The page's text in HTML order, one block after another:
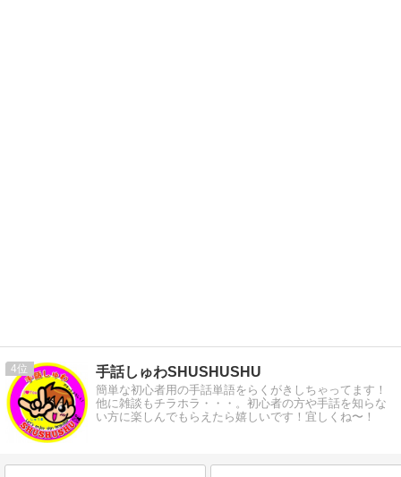
4 手話しゅわSHUSHUSHU
簡単な初心者用の手話単語をらくがきしちゃってます！
他に雑談もチラホラ・・・。初心者の方や手話を知らな
い方に楽しんでもらえたら嬉しいです！宜しくね〜！